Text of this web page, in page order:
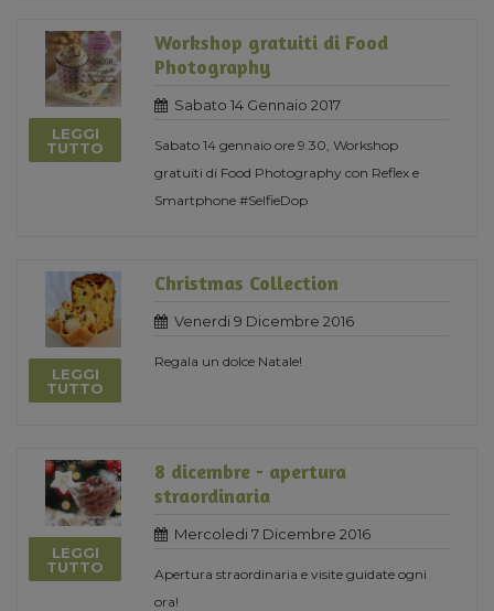
LEGGI
TUTTO
Workshop gratuiti di Food
Photography
Sabato 14 Gennaio 2017
Sabato 14 gennaio ore 9.30, Workshop
gratuiti di Food Photography con Reflex e
Smartphone #SelfieDop
LEGGI
TUTTO
Christmas Collection
Venerdi 9 Dicembre 2016
Regala un dolce Natale!
LEGGI
TUTTO
8 dicembre - apertura
straordinaria
Mercoledi 7 Dicembre 2016
Apertura straordinaria e visite guidate ogni
ora!